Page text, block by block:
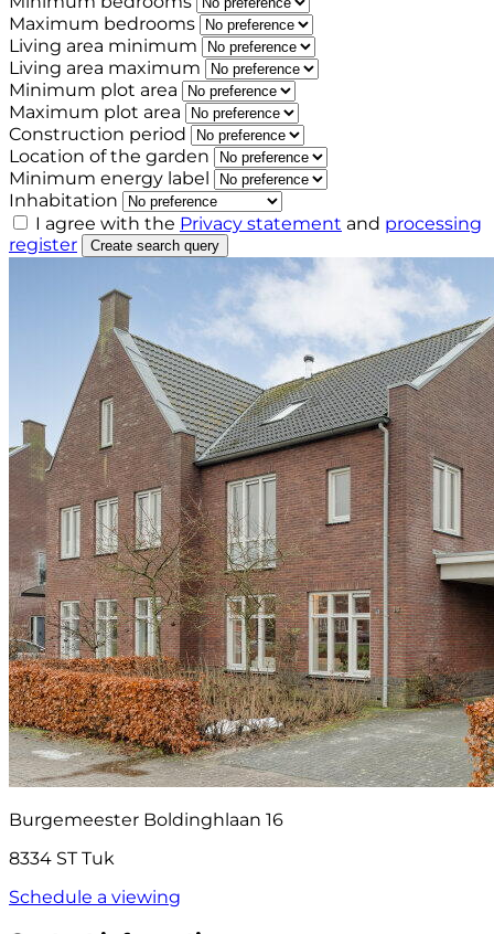
Maximum bedrooms
Living area minimum
Living area maximum
Minimum plot area
Maximum plot area
Construction period
Location of the garden
Minimum energy label
Inhabitation
I agree with the Privacy statement and processing
register
Create search query
Burgemeester Boldinghlaan 16
8334 ST Tuk
Schedule a viewing